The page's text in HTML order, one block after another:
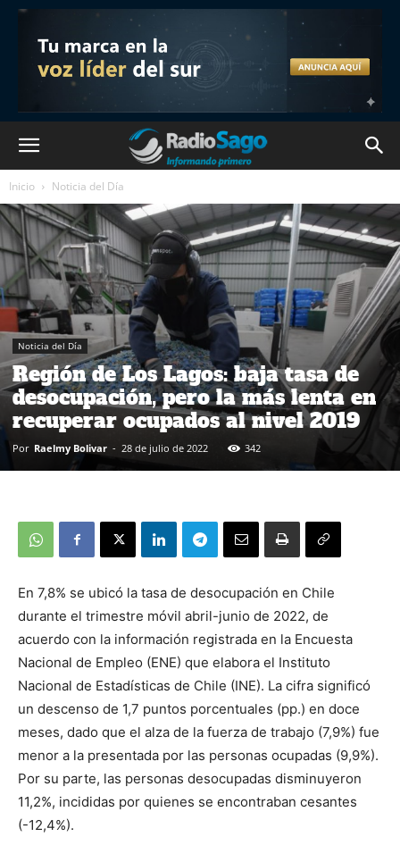
Inicio Noticia del Día
Noticia del Día
Región de Los Lagos: baja tasa de
desocupación, pero la más lenta en
recuperar ocupados al nivel 2019
Por Raelmy Bolivar - 28 de julio de 2022 342
En 7,8% se ubicó la tasa de desocupación en Chile
durante el trimestre móvil abril-junio de 2022, de
acuerdo con la información registrada en la Encuesta
Nacional de Empleo (ENE) que elabora el Instituto
Nacional de Estadísticas de Chile (INE). La cifra significó
un descenso de 1,7 puntos porcentuales (pp.) en doce
meses, dado que el alza de la fuerza de trabajo (7,9%) fue
menor a la presentada por las personas ocupadas (9,9%).
Por su parte, las personas desocupadas disminuyeron
11,2%, incididas por quienes se encontraban cesantes
(-12,4%).